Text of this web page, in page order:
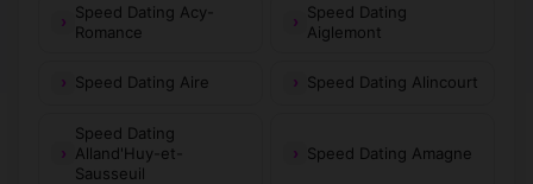
Speed Dating Acy-
Romance
Speed Dating
Aiglemont
Speed Dating Aire Speed Dating Alincourt
Speed Dating
Alland'Huy-et-
Sausseuil
Speed Dating Amagne